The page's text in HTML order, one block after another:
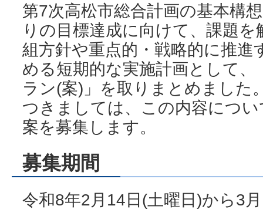
第7次高松市総合計画の基本構
りの目標達成に向けて、課題
組方針や重点的・戦略的に推
める短期的な実施計画として
ラン(案)」を取りまとめました
つきましては、この内容につ
案を募集します。
募集期間
令和8年2月14日(土曜日)から3